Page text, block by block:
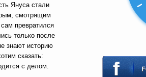
Януса стали
смотрящим
превратился
только после
знают историю
сказать:
с делом.